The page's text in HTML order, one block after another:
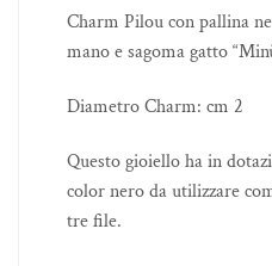
Charm Pilou con pallina
mano e sagoma gatto
Diametro Charm: cm 2
Questo gioiello ha in
color nero da utilizzare
tre file.